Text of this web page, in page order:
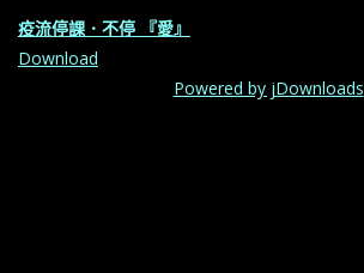
疫流停課．不停 『愛』
Download
Powered by jDownloads